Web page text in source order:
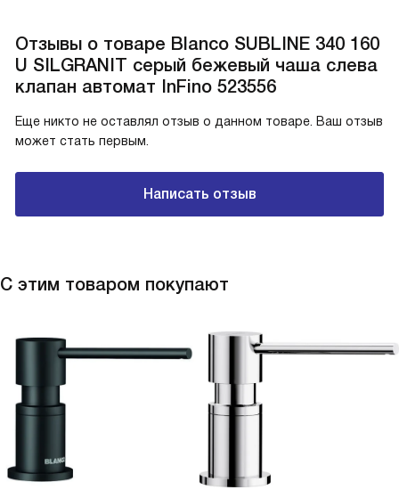
Отзывы о товаре Blanco SUBLINE 340 160
U SILGRANIT серый бежевый чаша слева
клапан автомат InFino 523556
Еще никто не оставлял отзыв о данном товаре. Ваш отзыв
может стать первым.
Написать отзыв
С этим товаром покупают